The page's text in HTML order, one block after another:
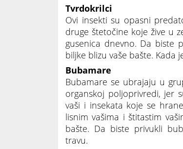
Tvrdokrilci
Ovi insekti su opasni
druge štetočine koje žive u
gusenica dnevno. Da biste
biljke blizu vaše bašte. Kada
Bubamare
Bubamare se ubrajaju u
organskoj poljoprivredi, jer
vaši i insekata koje se
lisnim vašima i štitastim
bašte. Da biste privukli
travu.